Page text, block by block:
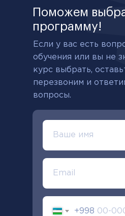
Поможем
программу!
+998
Если у вас есть
обучения или вы не
курс выбрать,
перезвоним и
вопросы.